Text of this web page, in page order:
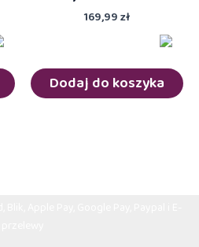
169,99zł
Dodaj do koszyka